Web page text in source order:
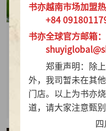
2026-07-28
质价比持续热销
查看详情
书亦越南市场加盟热
+84
书亦全球官方邮箱：
郑重声明：除
外，我司暂未在其
门店。以上为书亦
道，请大家注意甄别